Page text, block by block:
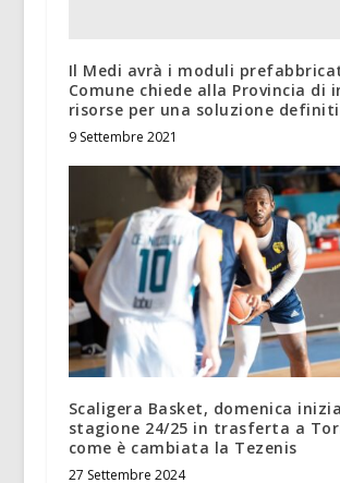
Il Medi avrà i moduli
Comune chiede alla Provincia di
risorse per una soluzione
9 Settembre 2021
Scaligera Basket, domenica
stagione 24/25 in trasferta a
come è cambiata la Tezenis
27 Settembre 2024